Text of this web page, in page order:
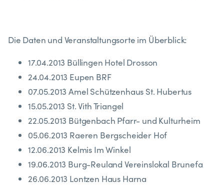
Die Daten und Veranstaltungsorte im Überblick:
17.04.2013 Büllingen Hotel Drosson
24.04.2013 Eupen BRF
07.05.2013 Amel Schützenhaus St. Hubertus
15.05.2013 St. Vith Triangel
22.05.2013 Bütgenbach Pfarr- und Kulturheim
05.06.2013 Raeren Bergscheider Hof
12.06.2013 Kelmis Im Winkel
19.06.2013 Burg-Reuland Vereinslokal Brunefa
26.06.2013 Lontzen Haus Harna